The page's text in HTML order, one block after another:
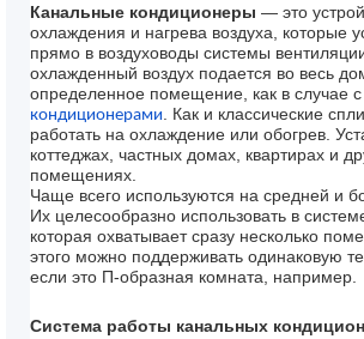
Канальные кондиционеры — это
охлаждения и нагрева воздуха, которые
прямо в воздуховоды системы
охлажденный воздух подается во весь
определенное помещение, как в случае с
кондиционерами . Как и классические
работать на охлаждение или обогрев.
коттеджах, частных домах, квартирах и
помещениях.
Чаще всего используются на средней и
Их целесообразно использовать в
которая охватывает сразу несколько
этого можно поддерживать одинаковую
если это П-образная комната, например.
Система работы канальных